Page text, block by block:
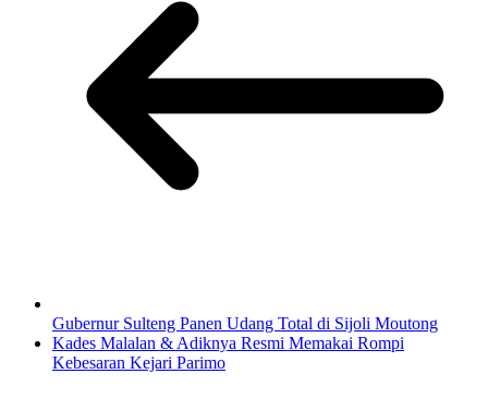
Gubernur Sulteng Panen Udang Total di Sijoli Moutong
Kades Malalan & Adiknya Resmi Memakai Rompi
Kebesaran Kejari Parimo